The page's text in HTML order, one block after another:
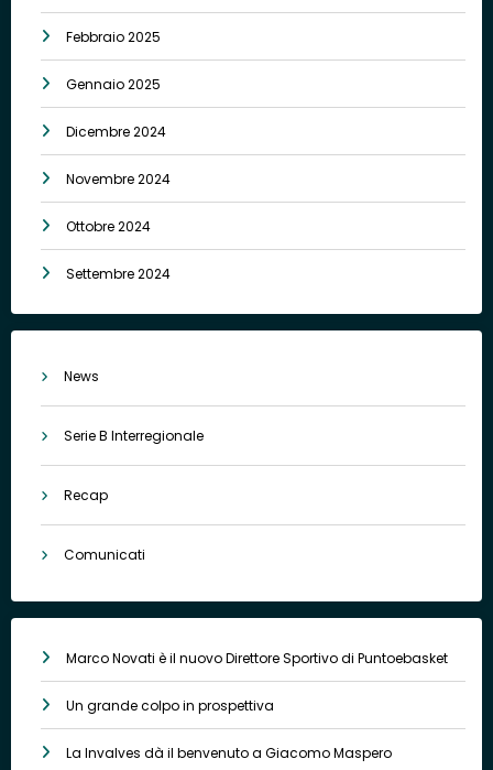
Febbraio 2025
Gennaio 2025
Dicembre 2024
Novembre 2024
Ottobre 2024
Settembre 2024
News
Serie B Interregionale
Recap
Comunicati
Marco Novati è il nuovo Direttore Sportivo di Puntoebasket
Un grande colpo in prospettiva
La Invalves dà il benvenuto a Giacomo Maspero